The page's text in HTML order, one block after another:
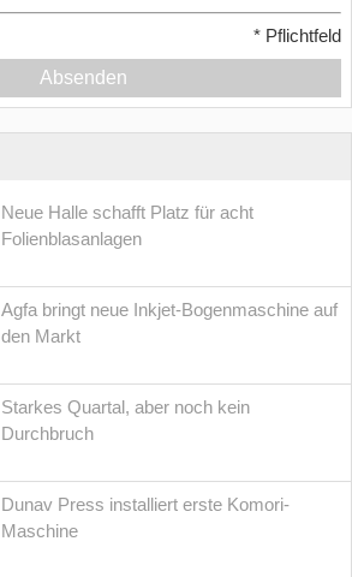
* Pflichtfeld
Absenden
Neue Halle schafft Platz für acht
Folienblasanlagen
Agfa bringt neue Inkjet-Bogenmaschine auf
den Markt
Starkes Quartal, aber noch kein
Durchbruch
Dunav Press installiert erste Komori-
Maschine